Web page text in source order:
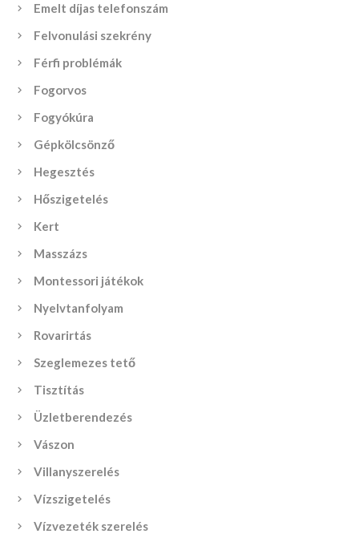
Emelt díjas telefonszám
Felvonulási szekrény
Férfi problémák
Fogorvos
Fogyókúra
Gépkölcsönző
Hegesztés
Hőszigetelés
Kert
Masszázs
Montessori játékok
Nyelvtanfolyam
Rovarirtás
Szeglemezes tető
Tisztítás
Üzletberendezés
Vászon
Villanyszerelés
Vízszigetelés
Vízvezeték szerelés